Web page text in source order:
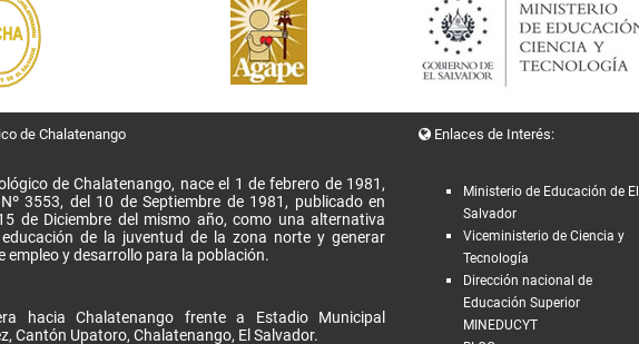
de Chalatenango
de Chalatenango, nace el 1 de febrero de 1981,
3553, del 10 de Septiembre de 1981, publicado en
de Diciembre del mismo año, como una alternativa
de la juventud de la zona norte y generar
empleo y desarrollo para la población.
hacia Chalatenango frente a Estadio Municipal
Cantón Upatoro, Chalatenango, El Salvador.
Enlaces de Interés:
Ministerio de Educación de El
Salvador
Viceministerio de Ciencia y
Tecnología
Dirección nacional de
Educación Superior
MINEDUCYT